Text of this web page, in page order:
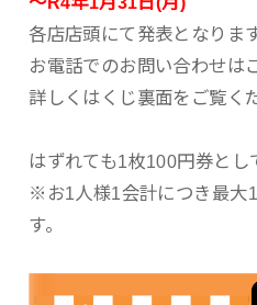
各店店頭にて発表となります
お電話でのお問い合わせは
詳しくはくじ裏面をご覧く
はずれても1枚100円券とし
※お1人様1会計につき最大
す。